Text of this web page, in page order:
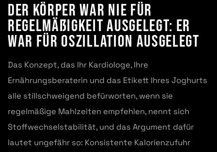
Der Körper war nie für
Regelmäßigkeit ausgelegt: Er
war für Oszillation ausgelegt
Das Konzept, das Ihr Kardiologe, Ihre
Ernährungsberaterin und das Etikett Ihres Joghurts
alle stillschweigend befürworten, wenn sie
regelmäßige Mahlzeiten empfehlen, nennt sich
Stoffwechselstabilität, und das Argument dafür
lautet ungefähr so: Konsistente Kalorienzufuhr